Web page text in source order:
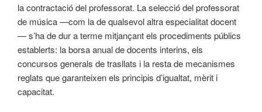
la contractació del professorat. La selecció del professorat
de música —com la de qualsevol altra especialitat docent
— s’ha de dur a terme mitjançant els procediments públics
establerts: la borsa anual de docents interins, els
concursos generals de trasllats i la resta de mecanismes
reglats que garanteixen els principis d’igualtat, mèrit i
capacitat.